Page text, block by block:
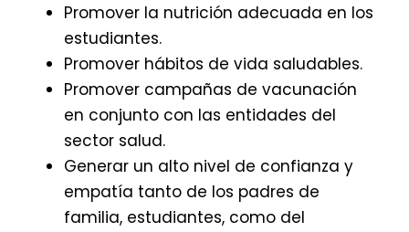
Promover la nutrición adecuada en los
estudiantes.
Promover hábitos de vida saludables.
Promover campañas de vacunación
en conjunto con las entidades del
sector salud.
Generar un alto nivel de confianza y
empatía tanto de los padres de
familia, estudiantes, como del